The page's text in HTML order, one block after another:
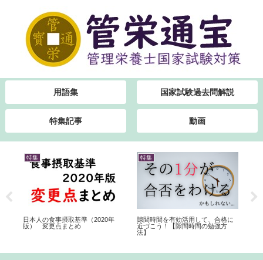
用語集 国家試験過去問解説
特集記事 動画
特集
日本人の食事摂取基準（2020年
版） 変更点まとめ
特集
隙間時間を有効活用して、合格に
近づこう！【隙間時間の勉強方
法】